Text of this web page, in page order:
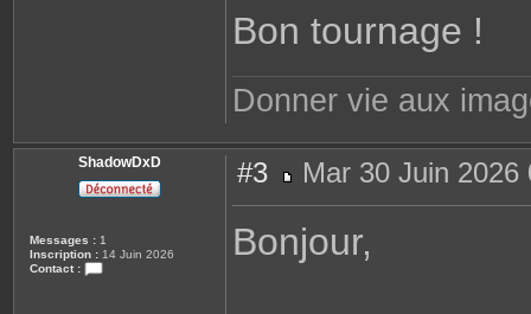
Bon tournage !
Donner vie aux
ShadowDxD
Messages : 1
Inscription : 14 Juin 2026
Contact :
#3
e
g
Mar 30 Juin 2026
Bonjour,